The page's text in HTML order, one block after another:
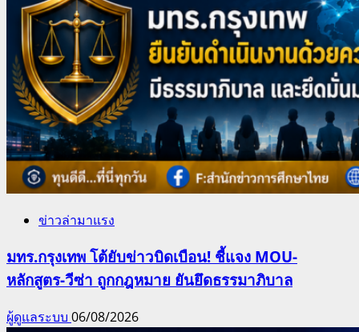
ข่าวล่ามาแรง
มทร.กรุงเทพ โต้ยับข่าวบิดเบือน! ชี้แจง MOU-
หลักสูตร-วีซ่า ถูกกฎหมาย ยันยึดธรรมาภิบาล
ผู้ดูแลระบบ 06/08/2026